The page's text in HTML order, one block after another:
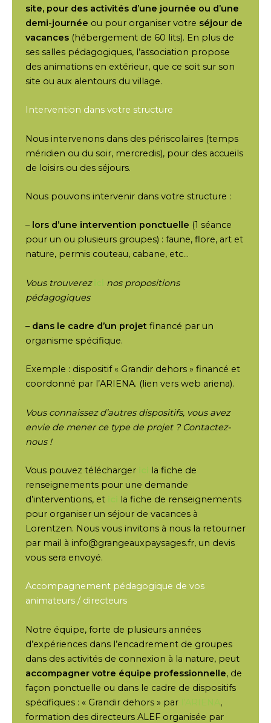
site, pour des activités d’une journée ou d’une
demi-journée ou pour organiser votre séjour de
vacances(hébergement de 60 lits). En plus de
ses salles pédagogiques, l’association propose
des animations en extérieur, que ce soit sur son
site ou aux alentours du village.
Intervention dans votre structure
Nous intervenons dans des périscolaires (temps
méridien ou du soir, mercredis), pour des accueils
de loisirs ou des séjours.
Nous pouvons intervenir dans votre structure :
– lors d’une intervention ponctuelle (1 séance
pour un ou plusieurs groupes) : faune, flore, art et
nature, permis couteau, cabane, etc…
Vous trouverez ici nos propositions
pédagogiques
– dans le cadre d’un projet financé par un
organisme spécifique.
Exemple : dispositif « Grandir dehors » financé et
coordonné par l’ARIENA. (lien vers web ariena).
Vous connaissez d’autres dispositifs, vous avez
envie de mener ce type de projet ? Contactez-
nous !
Vous pouvez télécharger ici la fiche de
renseignements pour une demande
d’interventions, et ici la fiche de renseignements
pour organiser un séjour de vacances à
Lorentzen. Nous vous invitons à nous la retourner
par mail à info@grangeauxpaysages.fr, un devis
vous sera envoyé.
Accompagnement pédagogique de vos
animateurs / directeurs
Notre équipe, forte de plusieurs années
d’expériences dans l’encadrement de groupes
dans des activités de connexion à la nature, peut
accompagner votre équipe professionnelle, de
façon ponctuelle ou dans le cadre de dispositifs
spécifiques : « Grandir dehors » par
l’ARIENA,
formation des directeurs ALEF organisée par